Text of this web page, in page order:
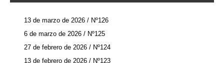
13 de marzo de 2026 / Nº126
6 de marzo de 2026 / Nº125
27 de febrero de 2026 / Nº124
13 de febrero de 2026 / Nº123